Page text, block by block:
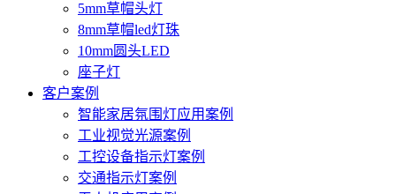
5mm草帽头灯
8mm草帽led灯珠
10mm圆头LED
座子灯
客户案例
智能家居氛围灯应用案例
工业视觉光源案例
工控设备指示灯案例
交通指示灯案例